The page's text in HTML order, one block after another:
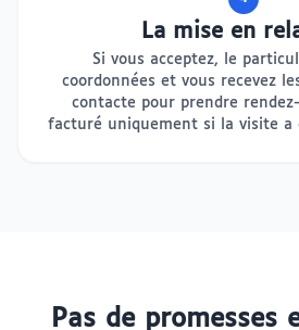
La mise en
Si vous acceptez, le
coordonnées et vous recevez
contacte pour prendre
facturé uniquement si la visite a
Pas de promesses